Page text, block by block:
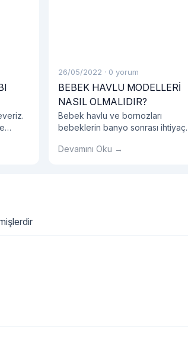
26/05/2022 · 0 yorum
BEBEK HAVLU MODELLERİ
NASIL OLMALIDIR?
Bebek havlu ve bornozları
bebeklerin banyo sonrası ihtiyaç
Devamını Oku →